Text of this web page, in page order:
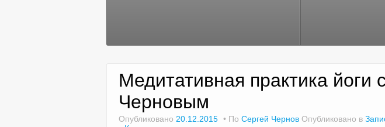
Медитативная практика йоги
Черновым
Опубликовано 20.12.2015 По Сергей Чернов Опубликовано в